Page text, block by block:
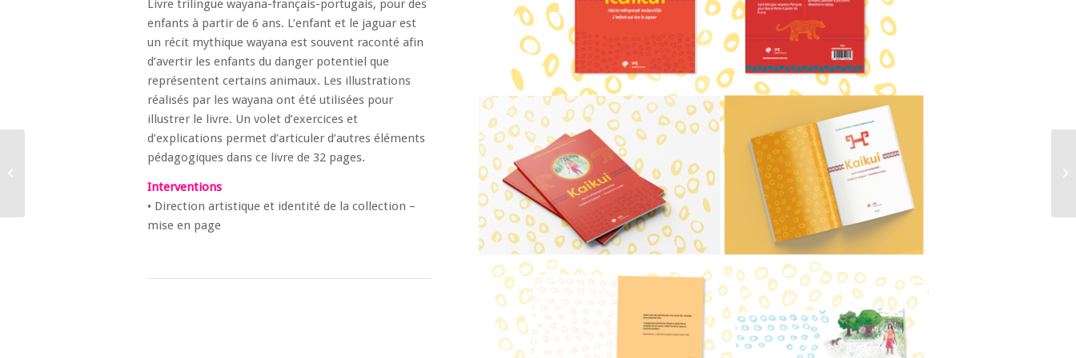
Livre trilingue wayana-français-portugais, pour des
enfants à partir de 6 ans. L’enfant et le jaguar est
un récit mythique wayana est souvent raconté afin
d’avertir les enfants du danger potentiel que
représentent certains animaux. Les illustrations
réalisés par les wayana ont été utilisées pour
illustrer le livre. Un volet d’exercices et
d’explications permet d’articuler d’autres éléments
pédagogiques dans ce livre de 32 pages.
Interventions
• Direction artistique et identité de la collection –
mise en page